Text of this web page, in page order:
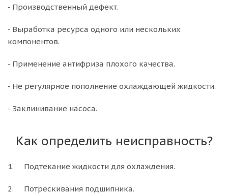
- Производственный дефект.
- Выработка ресурса одного или нескольких
компонентов.
- Применение антифриза плохого качества.
- Не регулярное пополнение охлаждающей жидкости.
- Заклинивание насоса.
Как определить неисправность?
1. Подтекание жидкости для охлаждения.
2. Потрескивания подшипника.